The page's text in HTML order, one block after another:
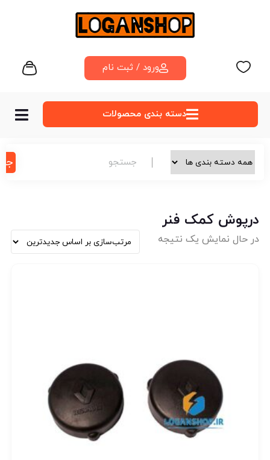
ورود / ثبت نام
دسته‌ بندی محصولات
درپوش کمک فنر
در حال نمایش یک نتیجه